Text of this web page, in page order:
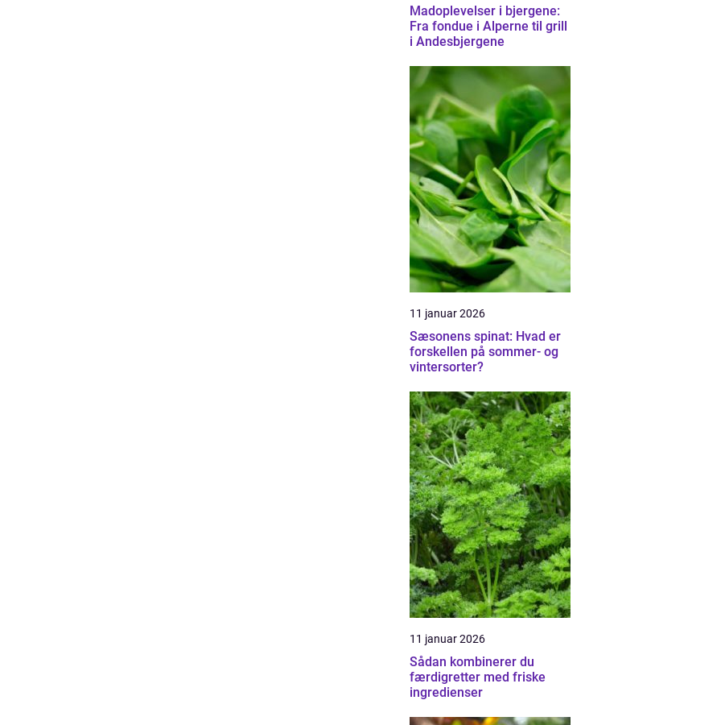
Madoplevelser i bjergene:
Fra fondue i Alperne til grill
i Andesbjergene
11 januar 2026
Sæsonens spinat: Hvad er
forskellen på sommer- og
vintersorter?
11 januar 2026
Sådan kombinerer du
færdigretter med friske
ingredienser